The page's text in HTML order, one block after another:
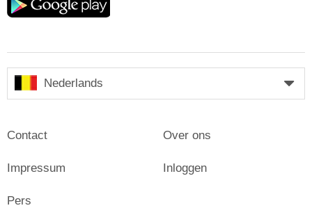
Nederlands
Contact
Impressum
Pers
Over ons
Inloggen